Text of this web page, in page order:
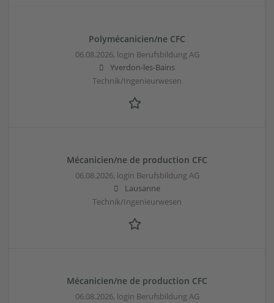
Polymécanicien/ne CFC
06.08.2026, login Berufsbildung AG
Yverdon-les-Bains
Technik/Ingenieurwesen
Mécanicien/ne de production CFC
06.08.2026, login Berufsbildung AG
Lausanne
Technik/Ingenieurwesen
Mécanicien/ne de production CFC
06.08.2026, login Berufsbildung AG